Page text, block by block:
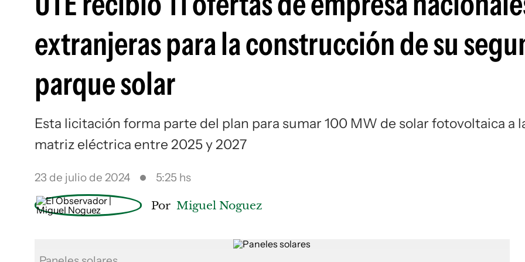
extranjeras para la construcción de su
parque solar
Esta licitación forma parte del plan para sumar 100 MW de solar fotovoltaica a
matriz eléctrica entre 2025 y 2027
23 de julio de 2024 5:25 hs
Por Miguel Noguez